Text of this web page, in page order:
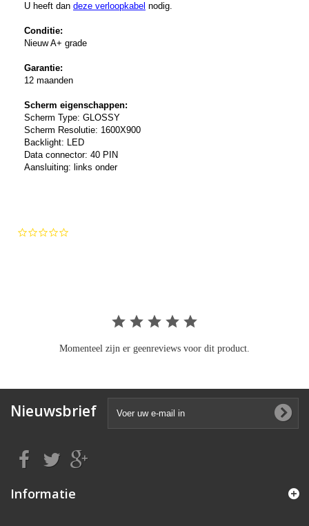
U heeft dan deze verloopkabel nodig.
Conditie:
Nieuw A+ grade
Garantie:
12 maanden
Scherm eigenschappen:
Scherm Type: GLOSSY
Scherm Resolutie: 1600X900
Backlight: LED
Data connector: 40 PIN
Aansluiting: links onder
Momenteel zijn er geenreviews voor dit product.
Nieuwsbrief
Informatie